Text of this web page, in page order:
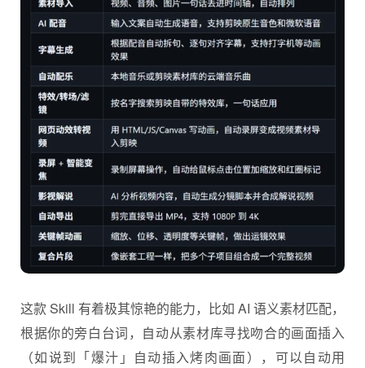
这款 Skill 有着极其惊艳的能力，比如 AI 语义素材匹配，
根据你的旁白台词，自动从素材库寻找吻合的画面插入
（如说到「爆汁」自动插入烤肉画面），可以自动用